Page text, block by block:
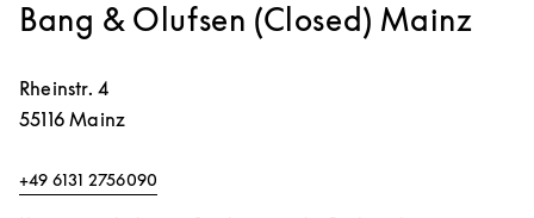
Bang & Olufsen (Closed) Mainz
Rheinstr. 4
55116 Mainz
+49 6131 2756090